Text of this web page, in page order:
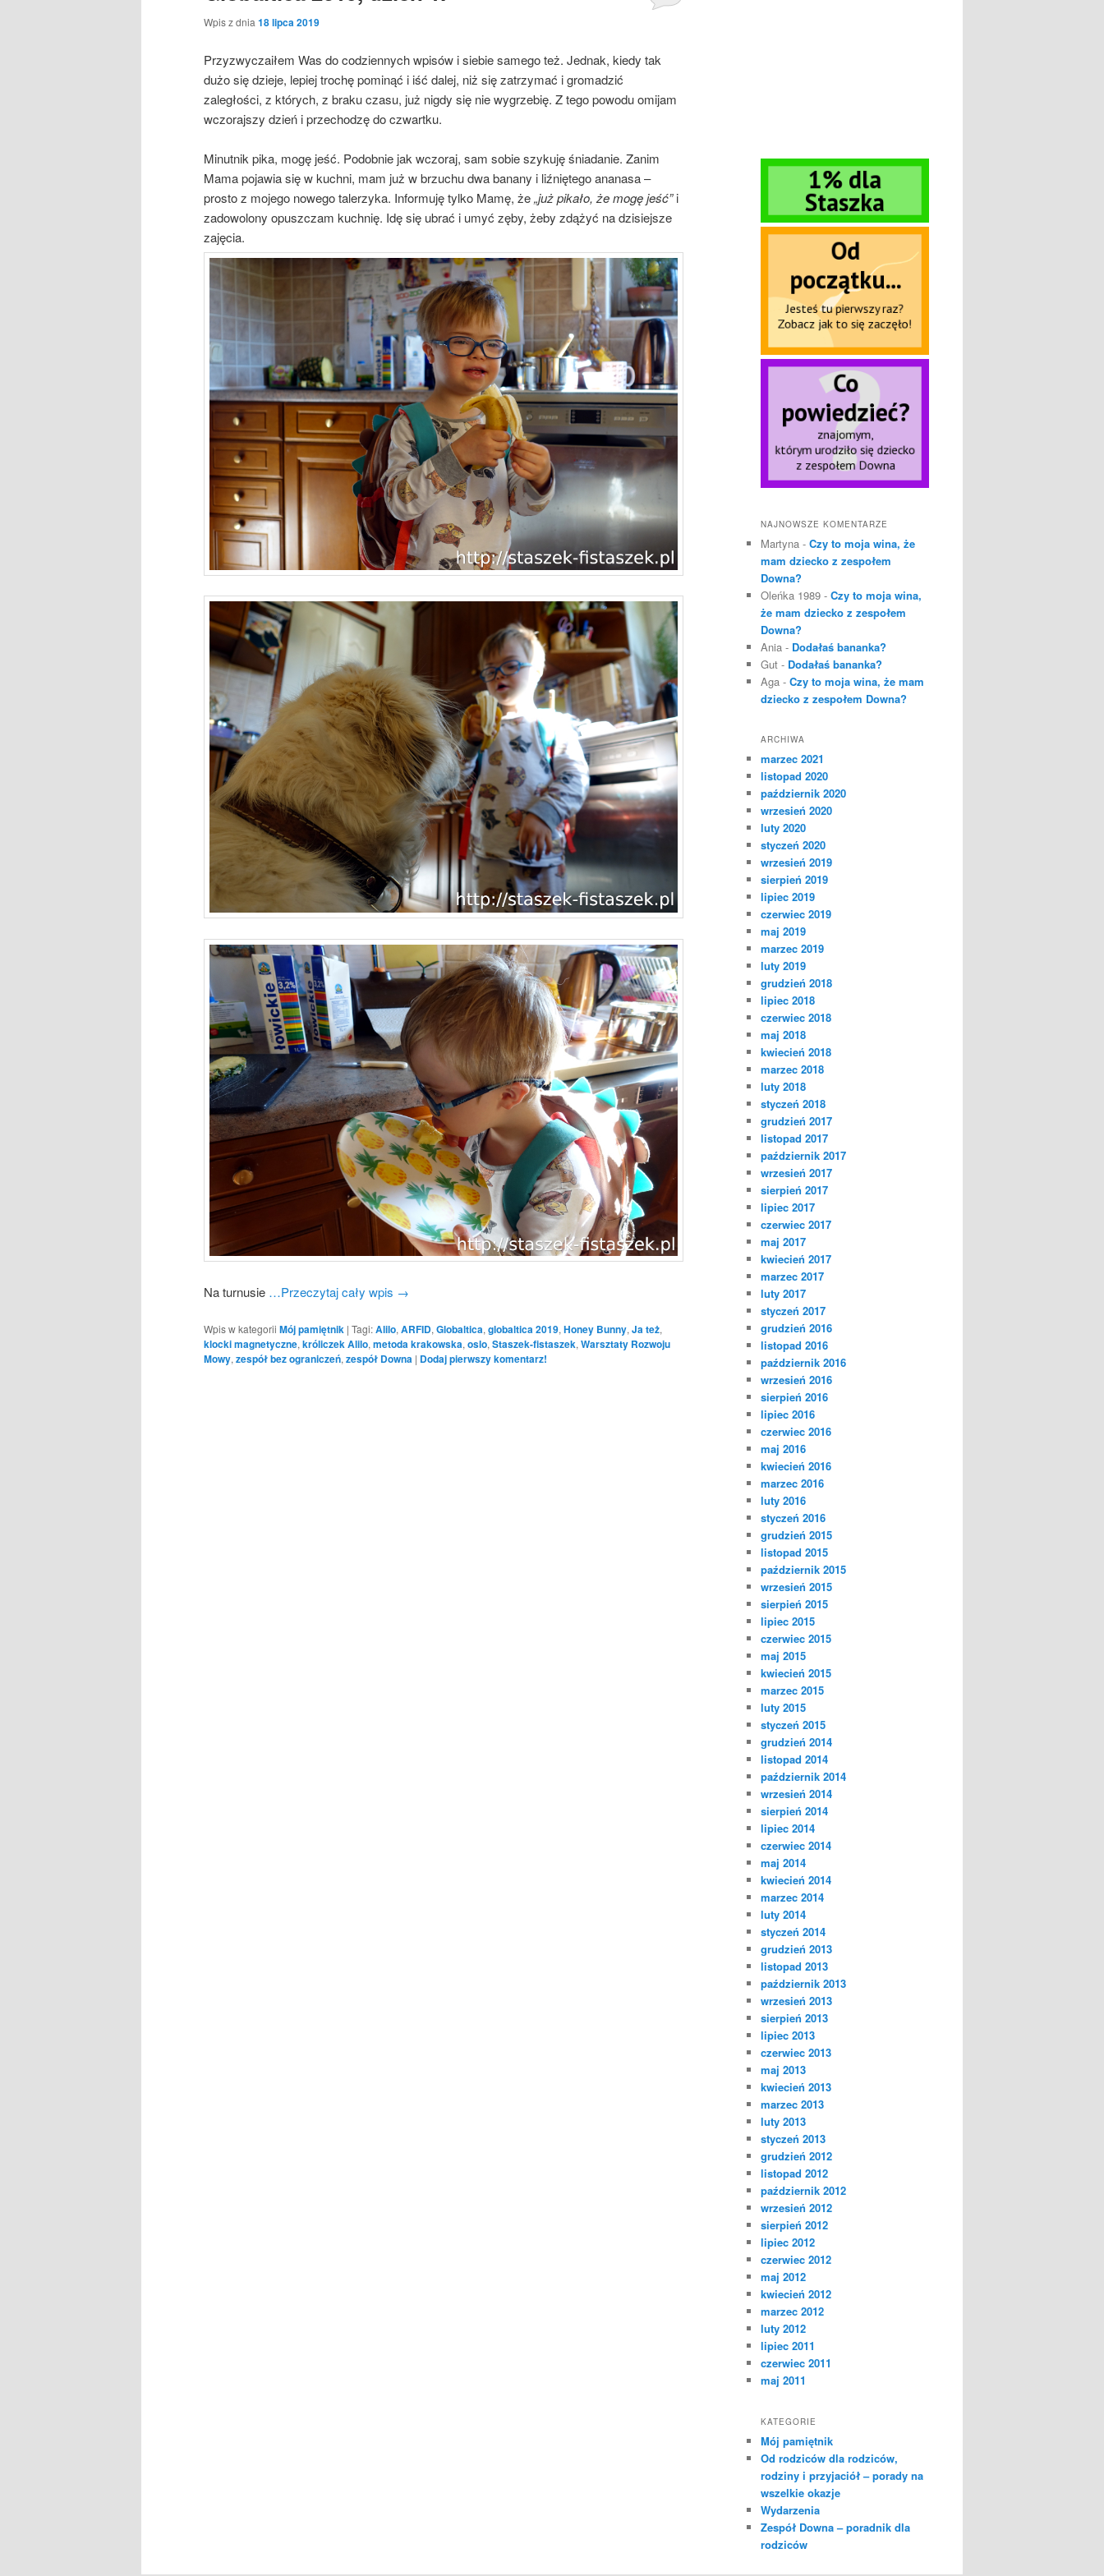
Wpis z dnia 18 lipca 2019
Przyzwyczaiłem Was do codziennych wpisów i siebie samego też. Jednak, kiedy tak
dużo się dzieje, lepiej trochę pominąć i iść dalej, niż się zatrzymać i gromadzić
zaległości, z których, z braku czasu, już nigdy się nie wygrzebię. Z tego powodu omijam
wczorajszy dzień i przechodzę do czwartku.
Minutnik pika, mogę jeść. Podobnie jak wczoraj, sam sobie szykuję śniadanie. Zanim
Mama pojawia się w kuchni, mam już w brzuchu dwa banany i liźniętego ananasa –
prosto z mojego nowego talerzyka. Informuję tylko Mamę, że„już pikało, że mogę jeść”i
zadowolony opuszczam kuchnię. Idę się ubrać i umyć zęby, żeby zdążyć na dzisiejsze
zajęcia.
Na turnusie …Przeczytaj cały wpis →
Wpis w kategorii Mój pamiętnik | Tagi:Alilo, ARFID, Globaltica, globaltica 2019, Honey Bunny, Ja też,
klocki magnetyczne, króliczek Alilo, metoda krakowska, oslo, Staszek-fistaszek, Warsztaty Rozwoju
Mowy, zespół bez ograniczeń, zespół Downa | Dodaj pierwszy komentarz!
NAJNOWSZE KOMENTARZE
Martyna - Czy to moja wina, że
mam dziecko z zespołem
Downa?
Oleńka 1989 - Czy to moja wina,
że mam dziecko z zespołem
Downa?
Ania - Dodałaś bananka?
Gut - Dodałaś bananka?
Aga - Czy to moja wina, że mam
dziecko z zespołem Downa?
ARCHIWA
marzec 2021
listopad 2020
październik 2020
wrzesień 2020
luty 2020
styczeń 2020
wrzesień 2019
sierpień 2019
lipiec 2019
czerwiec 2019
maj 2019
marzec 2019
luty 2019
grudzień 2018
lipiec 2018
czerwiec 2018
maj 2018
kwiecień 2018
marzec 2018
luty 2018
styczeń 2018
grudzień 2017
listopad 2017
październik 2017
wrzesień 2017
sierpień 2017
lipiec 2017
czerwiec 2017
maj 2017
kwiecień 2017
marzec 2017
luty 2017
styczeń 2017
grudzień 2016
listopad 2016
październik 2016
wrzesień 2016
sierpień 2016
lipiec 2016
czerwiec 2016
maj 2016
kwiecień 2016
marzec 2016
luty 2016
styczeń 2016
grudzień 2015
listopad 2015
październik 2015
wrzesień 2015
sierpień 2015
lipiec 2015
czerwiec 2015
maj 2015
kwiecień 2015
marzec 2015
luty 2015
styczeń 2015
grudzień 2014
listopad 2014
październik 2014
wrzesień 2014
sierpień 2014
lipiec 2014
czerwiec 2014
maj 2014
kwiecień 2014
marzec 2014
luty 2014
styczeń 2014
grudzień 2013
listopad 2013
październik 2013
wrzesień 2013
sierpień 2013
lipiec 2013
czerwiec 2013
maj 2013
kwiecień 2013
marzec 2013
luty 2013
styczeń 2013
grudzień 2012
listopad 2012
październik 2012
wrzesień 2012
sierpień 2012
lipiec 2012
czerwiec 2012
maj 2012
kwiecień 2012
marzec 2012
luty 2012
lipiec 2011
czerwiec 2011
maj 2011
KATEGORIE
Mój pamiętnik
Od rodziców dla rodziców,
rodziny i przyjaciół – porady na
wszelkie okazje
Wydarzenia
Zespół Downa – poradnik dla
rodziców